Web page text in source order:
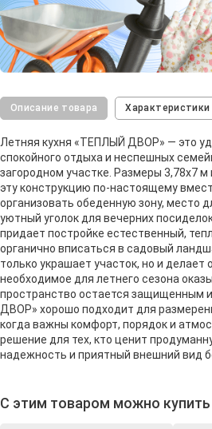
Описание товара Характеристики
Летняя кухня «ТЕПЛЫЙ ДВОР» — это
спокойного отдыха и неспешных
загородном участке. Размеры 3,78х7
эту конструкцию по-настоящему
организовать обеденную зону, место
уютный уголок для вечерних
придает постройке естественный,
органично вписаться в садовый
только украшает участок, но и делает
необходимое для летнего сезона
пространство остается защищенным
ДВОР» хорошо подходит для
когда важны комфорт, порядок и
решение для тех, кто ценит
надежность и приятный внешний вид
С этим товаром можно купить